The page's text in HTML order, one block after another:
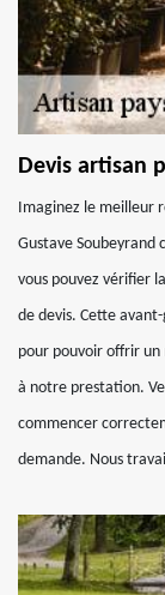
Devis artisan
Imaginez le meilleur
Gustave Soubeyrand
vous pouvez vérifier
de devis. Cette
pour pouvoir offrir un
à notre prestation.
commencer
demande. Nous